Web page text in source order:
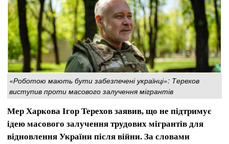
«Роботою мають бути забезпечені українці»: Терехов
виступив проти масового залучення мігрантів
Мер Харкова Ігор Терехов заявив, що не підтримує
ідею масового залучення трудових мігрантів для
відновлення України після війни. За словами